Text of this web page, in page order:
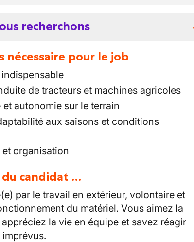
recherchons
nécessaire pour le job
de tracteurs et machines agricoles
autonomie sur le terrain
aux saisons et conditions
organisation
candidat …
par le travail en extérieur, volontaire et
du matériel. Vous aimez la
la vie en équipe et savez réagir